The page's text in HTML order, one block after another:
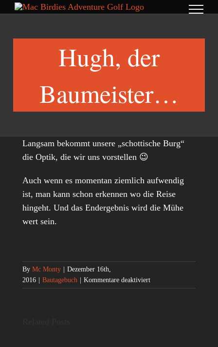
Skip
Hugh, der
Baumeister…
Langsam bekommt unsere „schottische Burg“
die Optik, die wir uns vorstellen 😉
Auch wenn es momentan ziemlich aufwendig
ist, man kann schon erkennen wo die Reise
hingeht. Und das Endergebnis wird die Mühe
wert sein.
By Mc Monty
Dezember 16th,
2016
Bautagebuch Kommentare deaktiviertfür
Hugh,